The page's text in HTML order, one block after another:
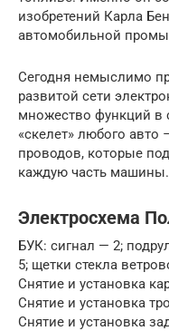
изобретений Карла
автомобильной
Сегодня немыслимо
развитой сети
множество функций в
«скелет» любого авто
проводов, которые
каждую часть машины.
Электросхема
БУК: сигнал — 2;
5; щетки стекла
Снятие и установка
Снятие и установка
Снятие и установка